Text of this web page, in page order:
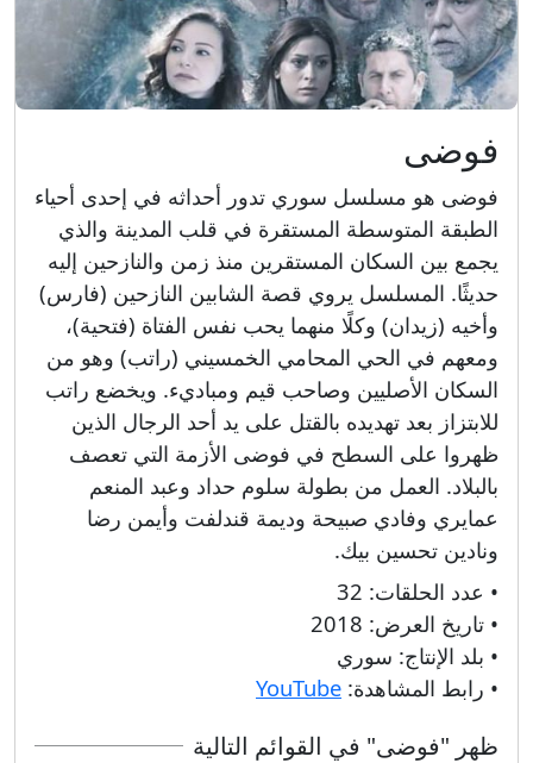
فوضى
فوضى هو مسلسل سوري تدور أحداثه في إحدى أحياء
الطبقة المتوسطة المستقرة في قلب المدينة والذي
يجمع بين السكان المستقرين منذ زمن والنازحين إليه
حديثًا. المسلسل يروي قصة الشابين النازحين (فارس)
وأخيه (زيدان) وكلًا منهما يحب نفس الفتاة (فتحية)،
ومعهم في الحي المحامي الخمسيني (راتب) وهو من
السكان الأصليين وصاحب قيم ومباديء. ويخضع راتب
للابتزاز بعد تهديده بالقتل على يد أحد الرجال الذين
ظهروا على السطح في فوضى الأزمة التي تعصف
بالبلاد. العمل من بطولة سلوم حداد وعبد المنعم
عمايري وفادي صبيحة وديمة قندلفت وأيمن رضا
ونادين تحسين بيك.
• عدد الحلقات: 32
• تاريخ العرض: 2018
• بلد الإنتاج: سوري
• رابط المشاهدة: YouTube
ظهر "فوضى" في القوائم التالية